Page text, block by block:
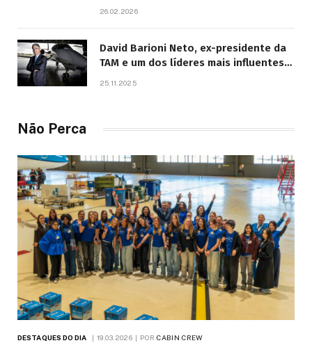
26.02.2026
David Barioni Neto, ex-presidente da
TAM e um dos líderes mais influentes
25.11.2025
Não Perca
DESTAQUES DO DIA 19.03.2026 POR CABIN CREW